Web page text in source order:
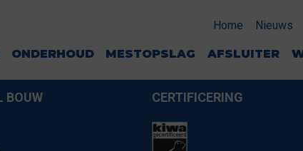
Home Nieuws
ONDERHOUD MESTOPSLAG AFSLUITER
BOUW CERTIFICERING